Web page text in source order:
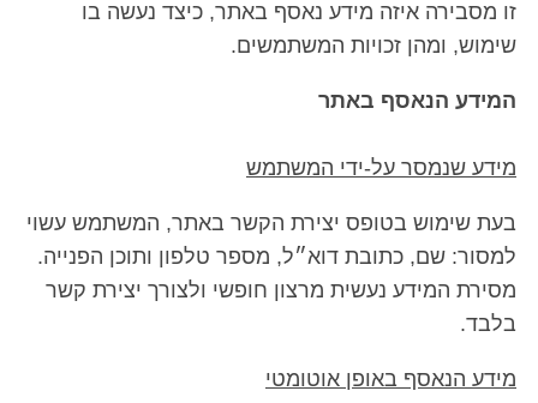
זו מסבירה איזה מידע נאסף באתר, כיצד נעשה בו
שימוש, ומהן זכויות המשתמשים.
המידע הנאסף באתר
מידע שנמסר על-ידי המשתמש
בעת שימוש בטופס יצירת הקשר באתר, המשתמש עשוי
למסור: שם, כתובת דוא״ל, מספר טלפון ותוכן הפנייה.
מסירת המידע נעשית מרצון חופשי ולצורך יצירת קשר
בלבד.
מידע הנאסף באופן אוטומטי